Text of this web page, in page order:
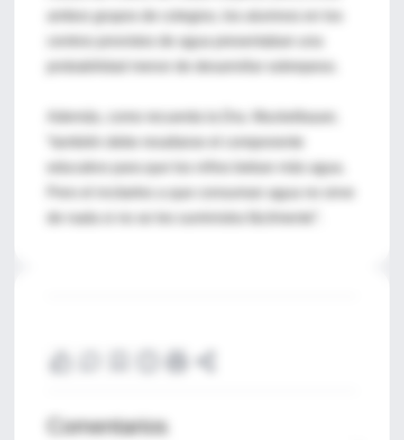
ambos grupos de colegios, los alumnos en los
centros provistos de agua presentaban una
“también debe resaltarse el componente
educativo para que los niños beban más agua.
Pero el incitarles a que consuman agua no sirve
Comentarios